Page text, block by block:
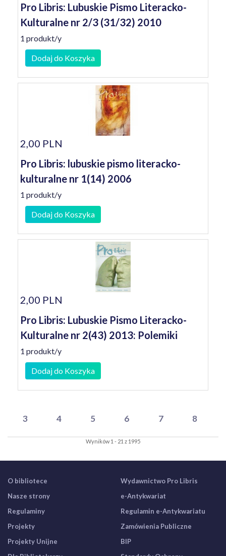
Pro Libris: Lubuskie Pismo Literacko-
Kulturalne nr 2/3 (31/32) 2010
1 produkt/y
Dodaj do Koszyka
2,00 PLN
Pro Libris: lubuskie pismo literacko-
kulturalne nr 1(14) 2006
1 produkt/y
Dodaj do Koszyka
2,00 PLN
Pro Libris: Lubuskie Pismo Literacko-
Kulturalne nr 2(43) 2013: Polemiki
1 produkt/y
Dodaj do Koszyka
3 4 5 6 7 8
Wyników 1 - 21 z 1995
O bibliotece
Nasze strony
Regulaminy
Projekty
Projekty Unijne
Wydawnictwo Pro Libris
e-Antykwariat
Regulamin e-Antykwariatu
Zamówienia Publiczne
BIP